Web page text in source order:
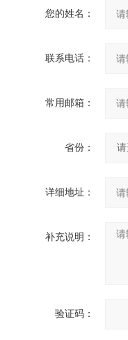
您的姓名：
联系电话：
常用邮箱：
省份：
详细地址：
补充说明：
验证码：